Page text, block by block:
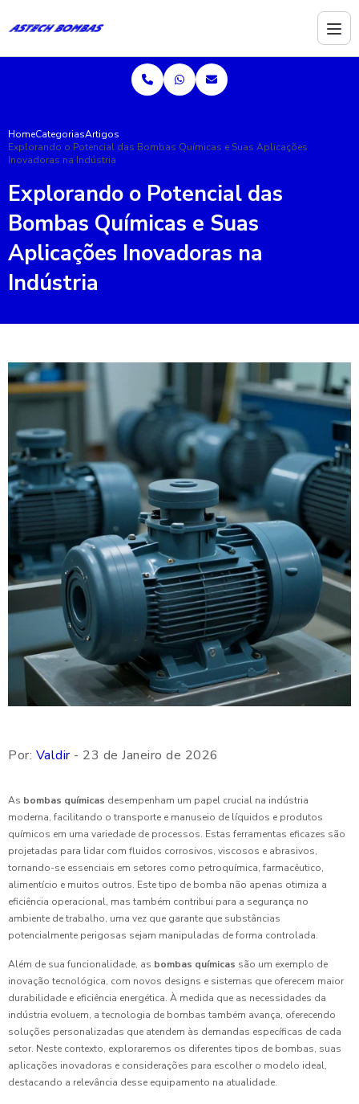
HomeCategoriasArtigos
Explorando o Potencial das Bombas Químicas e Suas Aplicações
Inovadoras na Indústria
Explorando o Potencial das
Bombas Químicas e Suas
Aplicações Inovadoras na
Indústria
Por: Valdir- 23 de Janeiro de 2026
As bombas químicas desempenham um papel crucial na indústria
moderna, facilitando o transporte e manuseio de líquidos e produtos
químicos em uma variedade de processos. Estas ferramentas eficazes são
projetadas para lidar com fluidos corrosivos, viscosos e abrasivos,
tornando-se essenciais em setores como petroquímica, farmacêutico,
alimentício e muitos outros. Este tipo de bomba não apenas otimiza a
eficiência operacional, mas também contribui para a segurança no
ambiente de trabalho, uma vez que garante que substâncias
potencialmente perigosas sejam manipuladas de forma controlada.
Além de sua funcionalidade, as bombas químicas são um exemplo de
inovação tecnológica, com novos designs e sistemas que oferecem maior
durabilidade e eficiência energética. À medida que as necessidades da
indústria evoluem, a tecnologia de bombas também avança, oferecendo
soluções personalizadas que atendem às demandas específicas de cada
setor. Neste contexto, exploraremos os diferentes tipos de bombas, suas
aplicações inovadoras e considerações para escolher o modelo ideal,
destacando a relevância desse equipamento na atualidade.